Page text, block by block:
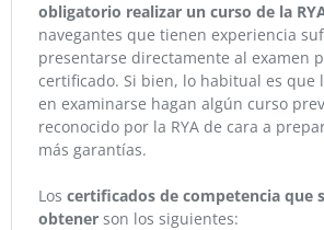
obligatorio realizar un curso de la
navegantes que tienen experiencia
presentarse directamente al examen
certificado. Si bien, lo habitual es que
en examinarse hagan algún curso
reconocido por la RYA de cara a
más garantías.
Los certificados de competencia que
obtener son los siguientes: